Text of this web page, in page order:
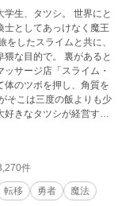
ツシ。 世界にと
士としてあっけなく魔王
で。 裏があると
サージ店「スライム・
体のツボを押し、角質を
好きなタツシが経営する
迎です！
が圧倒的な不幸になるこ
都は平和です。異種姦
助ツールとして扱われ
はすみません。
件
転移 勇者
魔法